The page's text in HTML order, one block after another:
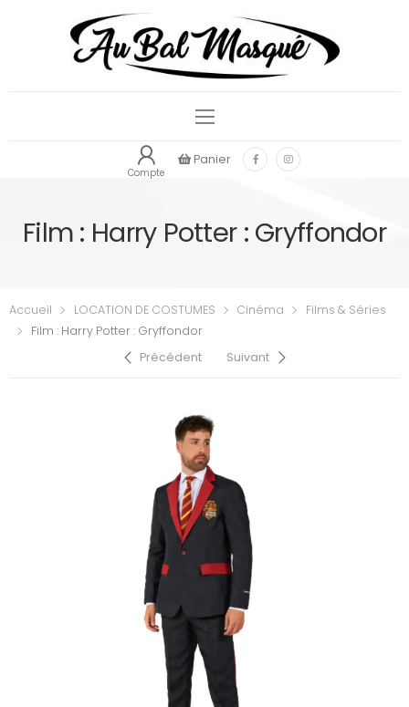
Compte
Panier
Film : Harry Potter : Gryffondor
Accueil LOCATION DE COSTUMES Cinéma
Films & Séries
Film : Harry Potter : Gryffondor
Précédent
Suivant